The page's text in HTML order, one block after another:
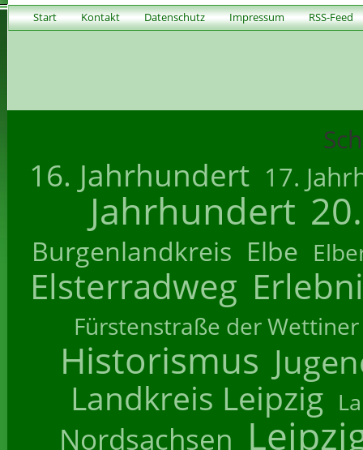
Start Kontakt Datenschutz Impressum RSS-Feed
16. Jahrhundert 17.
Jahrhundert
Burgenlandkreis Elbe
Elsterradweg
Fürstenstraße der Wettiner
Historismus
Landkreis Leipzig
Nordsachsen